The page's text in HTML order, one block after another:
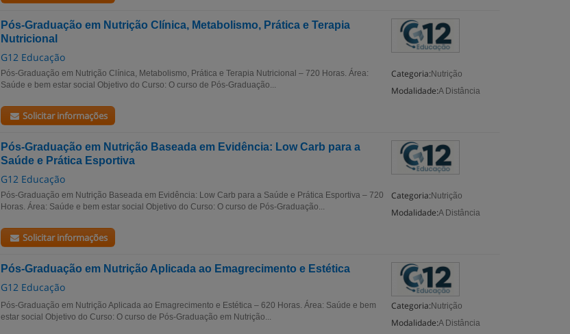
Pós-Graduação em Nutrição Clínica, Metabolismo, Prática e Terapia
Nutricional
G12 Educação
Categoria: Nutrição
Modalidade:A Distância
Pós-Graduação em Nutrição Clínica, Metabolismo, Prática e Terapia Nutricional – 720 Horas. Área:
Saúde e bem estar social Objetivo do Curso: O curso de Pós-Graduação...
Solicitar informações
Pós-Graduação em Nutrição Baseada em Evidência: Low Carb para a
Saúde e Prática Esportiva
G12 Educação
Categoria: Nutrição
Modalidade:A Distância
Pós-Graduação em Nutrição Baseada em Evidência: Low Carb para a Saúde e Prática Esportiva – 720
Horas. Área: Saúde e bem estar social Objetivo do Curso: O curso de Pós-Graduação...
Solicitar informações
Pós-Graduação em Nutrição Aplicada ao Emagrecimento e Estética
G12 Educação
Categoria: Nutrição
Modalidade:A Distância
Pós-Graduação em Nutrição Aplicada ao Emagrecimento e Estética – 620 Horas. Área: Saúde e bem
estar social Objetivo do Curso: O curso de Pós-Graduação em Nutrição...